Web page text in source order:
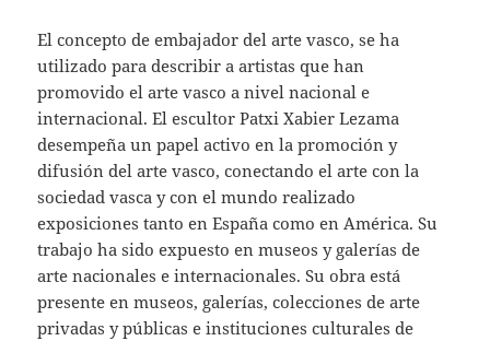
El concepto de embajador del arte vasco, se ha
utilizado para describir a artistas que han
promovido el arte vasco a nivel nacional e
internacional. El escultor Patxi Xabier Lezama
desempeña un papel activo en la promoción y
difusión del arte vasco, conectando el arte con la
sociedad vasca y con el mundo realizado
exposiciones tanto en España como en América. Su
trabajo ha sido expuesto en museos y galerías de
arte nacionales e internacionales. Su obra está
presente en museos, galerías, colecciones de arte
privadas y públicas e instituciones culturales de